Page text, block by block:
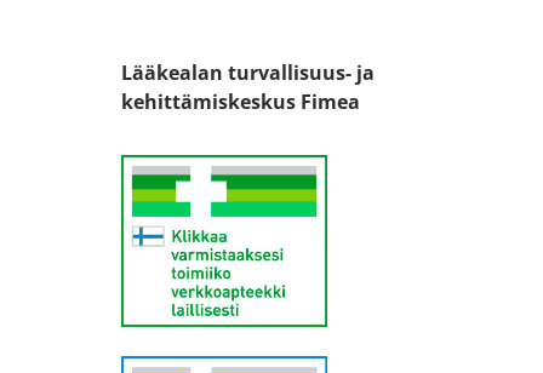
Lääkealan turvallisuus- ja
kehittämiskeskus Fimea